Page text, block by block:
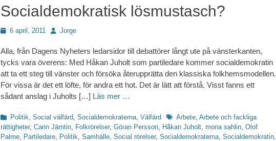
Socialdemokratisk lösmustasch?
Publicerad
6 april, 2011 Författare
Jorge
Alla, från Dagens Nyheters ledarsidor till debattörer långt ute på vänsterkanten,
tycks vara överens: Med Håkan Juholt som partiledare kommer socialdemokratin
att ta ett steg till vänster och försöka återupprätta den klassiska folkhemsmodellen.
För vissa är det ett löfte, för andra ett hot. Det är lätt att förstå. Visst fanns ett
sådant anslag i Juholts […] Läs mer …
Kategorier
Politik, Social välfärd, Socialdemokraterna, Välfärd Etiketter
Arbete, Arbete och fackliga
rättigheter, Carin Jämtin, Folkrörelser, Göran Persson, Håkan Juholt, mona sahlin, Olof
Palme, Partiledare, Politik, Samhälle, Social rörelser, Socialdemokraterna, Socialdemokratin,